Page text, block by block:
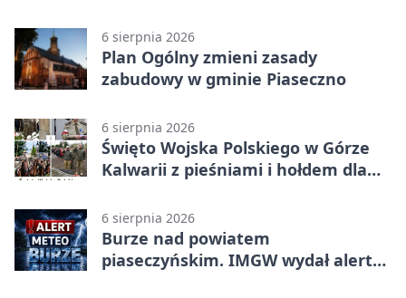
6 sierpnia 2026
Plan Ogólny zmieni zasady
zabudowy w gminie Piaseczno
6 sierpnia 2026
Święto Wojska Polskiego w Górze
Kalwarii z pieśniami i hołdem dla
6 sierpnia 2026
Burze nad powiatem
piaseczyńskim. IMGW wydał alert